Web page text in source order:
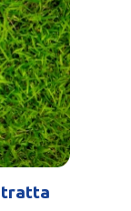
tratta